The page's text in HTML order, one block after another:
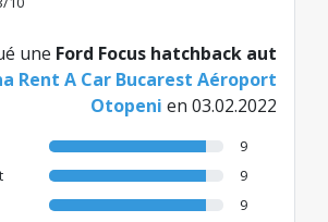
une Ford Focus hatchback aut
Rent A Car Bucarest Aéroport
Otopeni en 03.02.2022
9
9
9